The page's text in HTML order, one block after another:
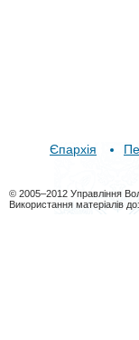
Єпархія
© 2005–2012 Управління
Використання матеріалів